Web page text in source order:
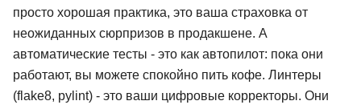
просто хорошая практика, это ваша страховка от
неожиданных сюрпризов в продакшене. А
автоматические тесты - это как автопилот: пока они
работают, вы можете спокойно пить кофе. Линтеры
(flake8, pylint) - это ваши цифровые корректоры. Они